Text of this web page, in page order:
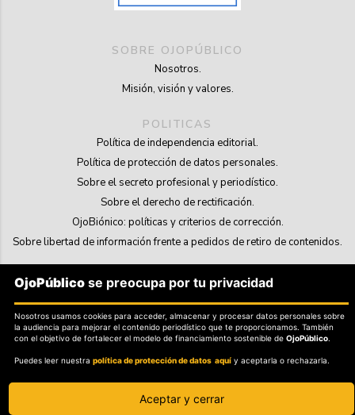
SOBRE OJOPÚBLICO
Nosotros.
Misión, visión y valores.
POLITICAS
Política de independencia editorial.
Política de protección de datos personales.
Sobre el secreto profesional y periodístico.
Sobre el derecho de rectificación.
OjoBiónico: políticas y criterios de corrección.
Sobre libertad de información frente a pedidos de retiro de contenidos.
SOSTENIBILIDAD
Membresía Aliados/as.
OjoLab.
OjoPúblico se preocupa por tu privacidad
Nosotros usamos cookies para acceder, almacenar y procesar datos personales sobre
la audiencia para mejorar el contenido periodístico que te proporcionamos. También
con el objetivo de fortalecer el modelo de financiamiento sostenible deOjoPúblico.
Puedes leer nuestrapolítica de protección de datos aquí y aceptarla o rechazarla.
Aceptar y cerrar